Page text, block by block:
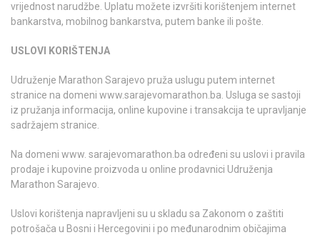
vrijednost narudžbe. Uplatu možete izvršiti korištenjem internet
bankarstva, mobilnog bankarstva, putem banke ili pošte.
USLOVI KORIŠTENJA
Udruženje Marathon Sarajevo pruža uslugu putem internet
stranice na domeni www.sarajevomarathon.ba. Usluga se sastoji
iz pružanja informacija, online kupovine i transakcija te upravljanje
sadržajem stranice.
Na domeni www. sarajevomarathon.ba određeni su uslovi i pravila
prodaje i kupovine proizvoda u online prodavnici Udruženja
Marathon Sarajevo.
Uslovi korištenja napravljeni su u skladu sa Zakonom o zaštiti
potrošača u Bosni i Hercegovini i po međunarodnim običajima